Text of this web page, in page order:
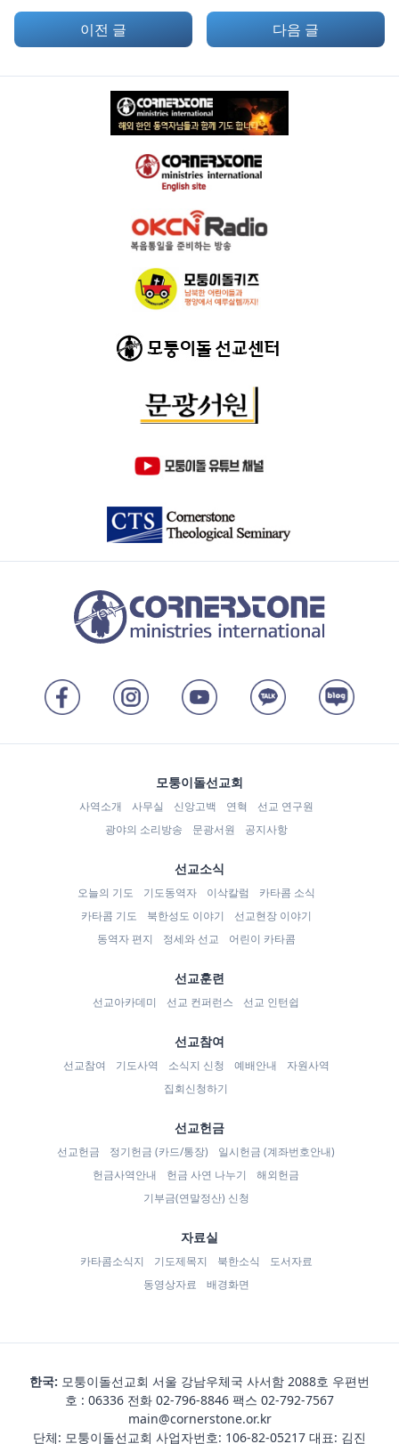
이전 글 다음 글
모퉁이돌선교회
사역소개 사무실 신앙고백 연혁
선교 연구원
광야의 소리방송
문광서원 공지사항
선교소식
오늘의 기도 기도동역자 이삭칼럼
카타콤 소식
카타콤 기도
북한성도 이야기
선교현장 이야기
동역자 편지
정세와 선교 어린이 카타콤
선교훈련
선교아카데미 선교 컨퍼런스 선교 인턴쉽
선교참여
선교참여 기도사역 소식지 신청 예배안내
자원사역
집회신청하기
선교헌금
선교헌금 정기헌금 (카드/통장)
일시헌금 (계좌번호안내)
헌금사역안내
헌금 사연 나누기
해외헌금
기부금(연말정산) 신청
자료실
카타콤소식지 기도제목지 북한소식
도서자료
동영상자료
배경화면
한국: 모퉁이돌선교회 서울 강남우체국 사서함 2088호 우편번
호 : 06336 전화 02-796-8846 팩스 02-792-7567
main@cornerstone.or.kr
단체: 모퉁이돌선교회 사업자번호: 106-82-05217 대표: 김진